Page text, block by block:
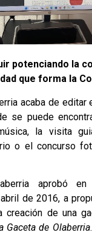
potenciando la
que forma la
acaba de editar
se puede
la visita
o el concurso
aprobó en
de 2016, a
creación de una
Gaceta de Olaberria